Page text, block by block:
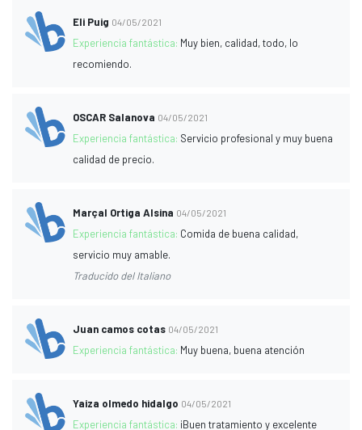
Eli Puig 04/05/2021
Experiencia fantástica: Muy bien, calidad, todo, lo
recomiendo.
OSCAR Salanova 04/05/2021
Experiencia fantástica: Servicio profesional y muy buena
calidad de precio.
Marçal Ortiga Alsina 04/05/2021
Experiencia fantástica: Comida de buena calidad,
servicio muy amable.
Traducido del Italiano
Juan camos cotas 04/05/2021
Experiencia fantástica: Muy buena, buena atención
Yaiza olmedo hidalgo 04/05/2021
Experiencia fantástica: ¡Buen tratamiento y excelente